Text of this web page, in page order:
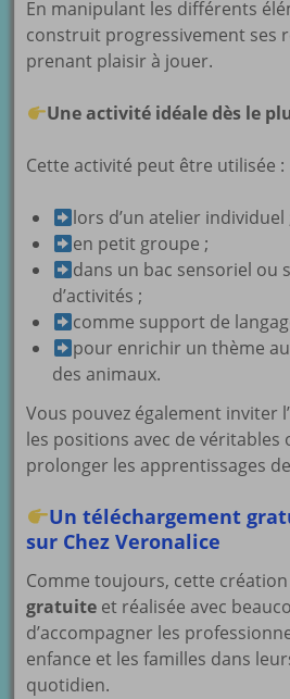
En manipulant les différents
construit progressivement ses
prenant plaisir à jouer.
Une activité idéale dès le
Cette activité peut être utilisée :
lors d’un atelier individuel
en petit groupe ;
dans un bac sensoriel ou
d’activités ;
comme support de
pour enrichir un thème
des animaux.
Vous pouvez également inviter
les positions avec de véritables
prolonger les apprentissages
Un téléchargement
sur Chez Veronalice
Comme toujours, cette
gratuite et réalisée avec
d’accompagner les
enfance et les familles dans
quotidien.